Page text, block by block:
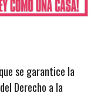
se garantice la
Derecho a la